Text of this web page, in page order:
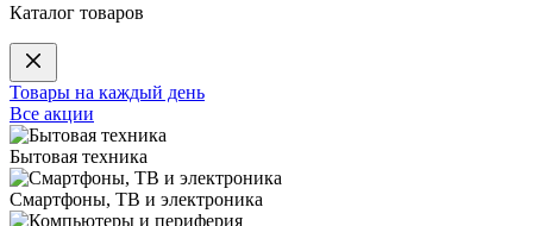
Каталог товаров
Товары на каждый день
Все акции
Бытовая техника
Смартфоны, ТВ и электроника